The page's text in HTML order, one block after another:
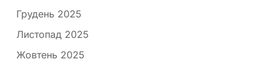
Грудень 2025
Листопад 2025
Жовтень 2025